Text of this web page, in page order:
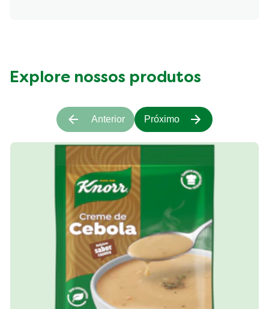
Explore nossos produtos
Anterior Próximo